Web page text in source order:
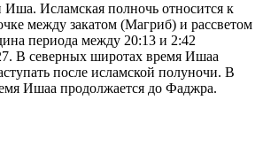
Исламская полночь относится к
между закатом (Магриб) и рассветом
периода между 20:13 и 2:42
В северных широтах время Ишаа
после исламской полуночи. В
Ишаа продолжается до Фаджра.